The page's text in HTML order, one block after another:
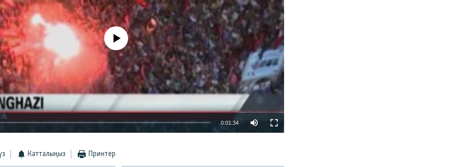
No media source currently available
0:01:34
Катталыңыз Принтер